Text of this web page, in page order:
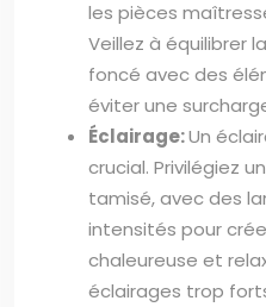
les pièces
Veillez à équilibrer
foncé avec des
éviter une
Éclairage:Un
crucial. Privilégiez
tamisé, avec des
intensités pour
chaleureuse et
éclairages trop